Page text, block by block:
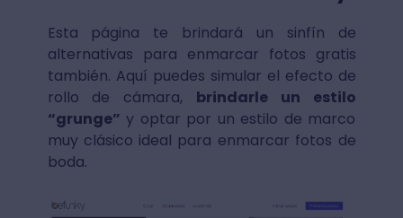
Esta página te brindará un sinfín de
alternativas para enmarcar fotos gratis
también. Aquí puedes simular el efecto de
rollo de cámara, brindarle un estilo
“grunge” y optar por un estilo de marco
muy clásico ideal para enmarcar fotos de
boda.